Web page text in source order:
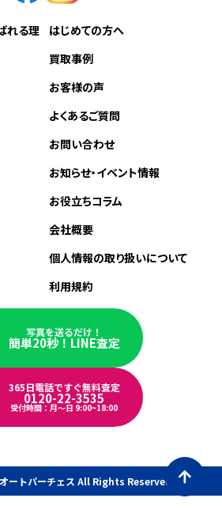
れる理
はじめての方へ
買取事例
お客様の声
よくあるご質問
お問い合わせ
お知らせ・イベント情報
お役立ちコラム
会社概要
個人情報の取り扱いについて
利用規約
写真を送るだけ！
簡単20秒！LINE査定
365日電話ですぐ無料査定
0120-22-3535
受付時間：月〜日 9:00~18:00
トパーチェス All Rights Reserved.